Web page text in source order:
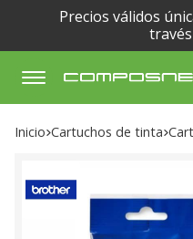
Precios válidos
Inicio cartuchos de tinta